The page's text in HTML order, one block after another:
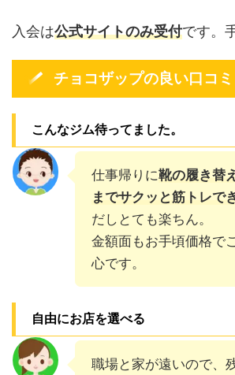
入会は公式サイトのみ受付です。
チョコザップの良い口コミ
こんなジム待ってました。
仕事帰りに靴の履き替
までサクッと筋トレで
だしとても楽ちん。
金額面もお手頃価格で
心です。
自由にお店を選べる
職場と家が遠いので、